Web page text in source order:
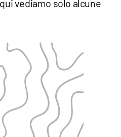
vediamo solo alcune